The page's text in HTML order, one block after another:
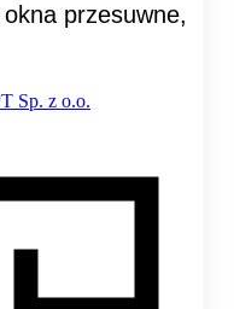
przesuwne,
Sp. z o.o.